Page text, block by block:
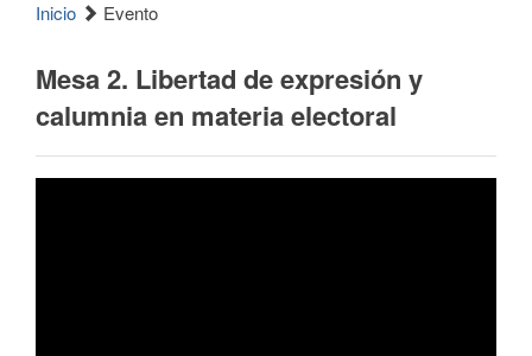
Inicio Evento
Mesa 2. Libertad de expresión y
calumnia en materia electoral